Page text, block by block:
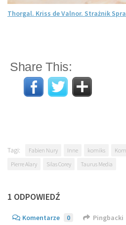
Thorgal. Kriss de Valnor. Strażnik
Share This:
Tagi: Fabien Nury Inne komiks
Pierre Alary
Silas Corey Taurus Media
1 ODPOWIEDŹ
Komentarze 0 Pingbacki